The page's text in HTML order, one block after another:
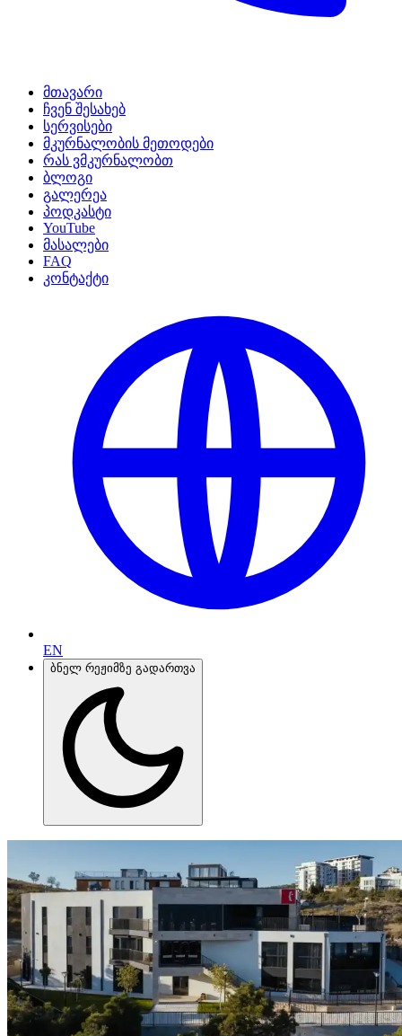
მთავარი
ჩვენ შესახებ
სერვისები
მკურნალობის მეთოდები
რას ვმკურნალობთ
ბლოგი
გალერეა
პოდკასტი
YouTube
მასალები
FAQ
კონტაქტი
EN
ბნელ რეჟიმზე გადართვა